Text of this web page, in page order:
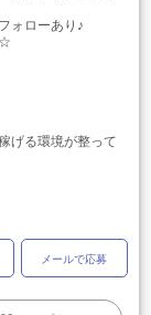
ォローあり♪
☆
げる環境が整って
メールで応募